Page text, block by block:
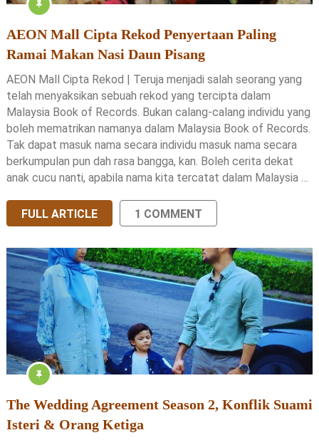
AEON Mall Cipta Rekod Penyertaan Paling
Ramai Makan Nasi Daun Pisang
AEON Mall Cipta Rekod | Teruja menjadi salah seorang yang
telah menyaksikan sebuah rekod yang tercipta dalam
Malaysia Book of Records. Bukan calang-calang individu yang
boleh mematrikan namanya dalam Malaysia Book of Records.
Tak dapat masuk nama secara individu masuk nama secara
berkumpulan pun dah rasa bangga, kan. Boleh cerita dekat
anak cucu nanti, apabila nama kita tercatat dalam Malaysia …
FULL ARTICLE 1 COMMENT
The Wedding Agreement Season 2, Konflik Suami
Isteri & Orang Ketiga